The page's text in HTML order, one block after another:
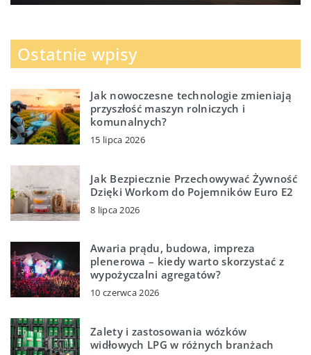
Ostatnie wpisy
Jak nowoczesne technologie zmieniają
przyszłość maszyn rolniczych i
komunalnych?
15 lipca 2026
Jak Bezpiecznie Przechowywać Żywność
Dzięki Workom do Pojemników Euro E2
8 lipca 2026
Awaria prądu, budowa, impreza
plenerowa – kiedy warto skorzystać z
wypożyczalni agregatów?
10 czerwca 2026
Zalety i zastosowania wózków
widłowych LPG w różnych branżach